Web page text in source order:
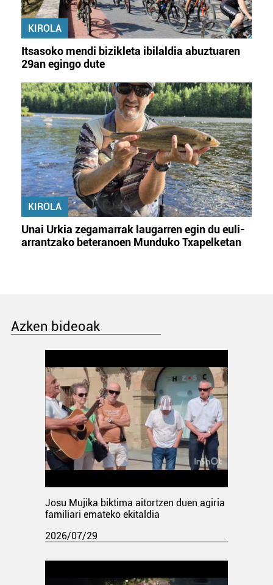
KIROLA
Itsasoko mendi bizikleta ibilaldia abuztuaren
29an egingo dute
KIROLA
Unai Urkia zegamarrak laugarren egin du euli-
arrantzako beteranoen Munduko Txapelketan
Azken bideoak
Josu Mujika biktima aitortzen duen agiria
familiari emateko ekitaldia
2026/07/29